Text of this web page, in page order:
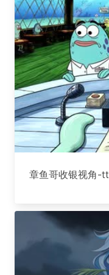
章鱼哥收银视角-tt